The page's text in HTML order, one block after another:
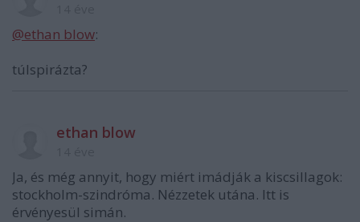
@ethan blow:
túlspirázta?
ethan blow
Ja, és még annyit, hogy miért imádják a kiscsillagok:
stockholm-szindróma. Nézzetek utána. Itt is
érvényesül simán.